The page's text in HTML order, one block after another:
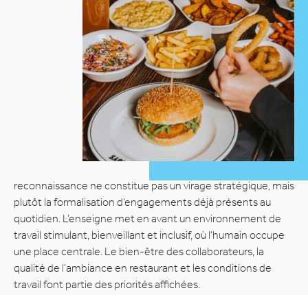
reconnaissance ne constitue pas un virage stratégique, mais
plutôt la formalisation d’engagements déjà présents au
quotidien. L’enseigne met en avant un environnement de
travail stimulant, bienveillant et inclusif, où l’humain occupe
une place centrale. Le bien-être des collaborateurs, la
qualité de l’ambiance en restaurant et les conditions de
travail font partie des priorités affichées.